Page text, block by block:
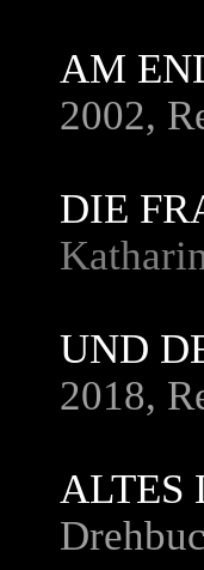
AM
2002,
DIE
UND
2018,
ALTES